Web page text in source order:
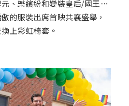
、樂繽紛和變裝皇后/國王…
的服裝出席首映共襄盛舉，
上彩虹椅套。